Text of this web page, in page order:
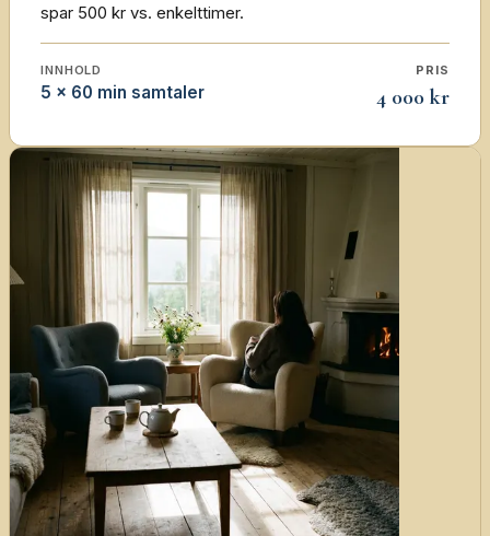
spar 500 kr vs. enkelttimer.
INNHOLD
5 × 60 min samtaler
PRIS
4 000 kr